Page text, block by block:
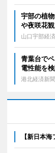
宇部の植
や夜咲花
山口宇部経
青葉台で
電性能を
港北経済新聞
【新日本